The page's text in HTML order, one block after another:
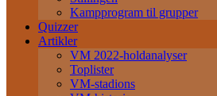
Kampprogram til grupper
Quizzer
Artikler
VM 2022-holdanalyser
Toplister
VM-stadions